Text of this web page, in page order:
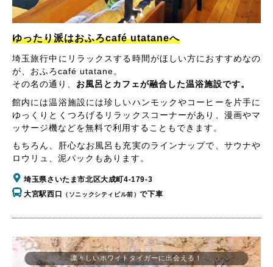
ゆったり派はおふろcafé utataneへ
埼玉旅行中にリラックスする時間がほしい方におすすめなの
が、おふろcafé utatane。
その名の通り、 お風呂とカフェが融合した温浴施設です。
館内には温浴施設には珍しいハンモックやコーヒーを片手に
ゆっくりとくつろげるリラックスコーナーがあり、漫画やマ
ッサージ機などを無料で利用することもできます。
もちろん、肝心なお風呂も充実のラインナップで、サウナや
ロウリュ、泥パックもあります。
埼玉県さいたま市北区大成町4-179-3
大宮駅西口
（ソニックシティビル前）で下車
凛々しいホワイトタイガーに出会える！